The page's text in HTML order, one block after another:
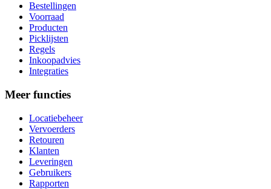
Bestellingen
Voorraad
Producten
Picklijsten
Regels
Inkoopadvies
Integraties
Meer functies
Locatiebeheer
Vervoerders
Retouren
Klanten
Leveringen
Gebruikers
Rapporten